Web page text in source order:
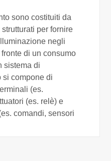
sono costituiti da
per fornire
negli
di un consumo
sistema di
si compone di
(es.
(es. relè) e
comandi, sensori